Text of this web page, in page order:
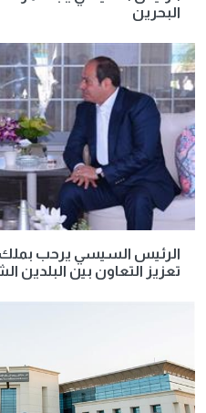
البحرين
الرئيس السيسي يرحب بملك
تعزيز التعاون بين البلدين